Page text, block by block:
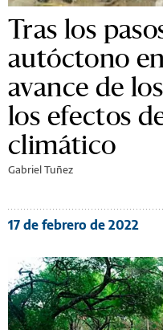
Tras los
autóctono
avance de
los efectos
climático
Gabriel Tuñez
17 de febrero de 2022